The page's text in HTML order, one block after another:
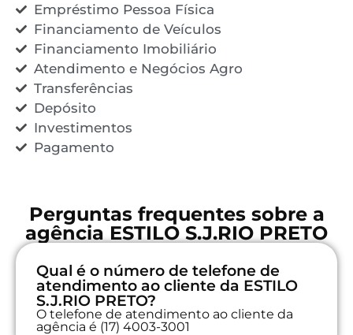
Empréstimo Pessoa Física
Financiamento de Veículos
Financiamento Imobiliário
Atendimento e Negócios Agro
Transferências
Depósito
Investimentos
Pagamento
Perguntas frequentes sobre a
agência ESTILO S.J.RIO PRETO
Qual é o número de telefone de
atendimento ao cliente da ESTILO
S.J.RIO PRETO?
O telefone de atendimento ao cliente da
agência é (17) 4003-3001